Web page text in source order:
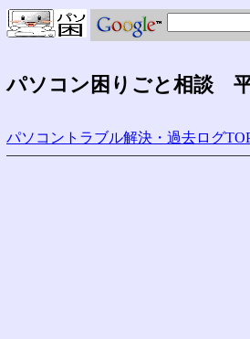
パソコン困りごと相談 平
パソコントラブル解決・過去ログ